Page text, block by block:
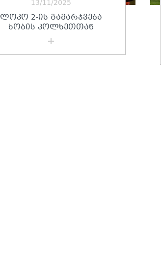
13/11/2025
ᲚᲝᲙᲝ 2-ᲘᲡ ᲒᲐᲛᲐᲠᲯᲕᲔᲑᲐ
ᲮᲝᲑᲘᲡ ᲙᲝᲚᲮᲔᲗᲗᲐᲜ